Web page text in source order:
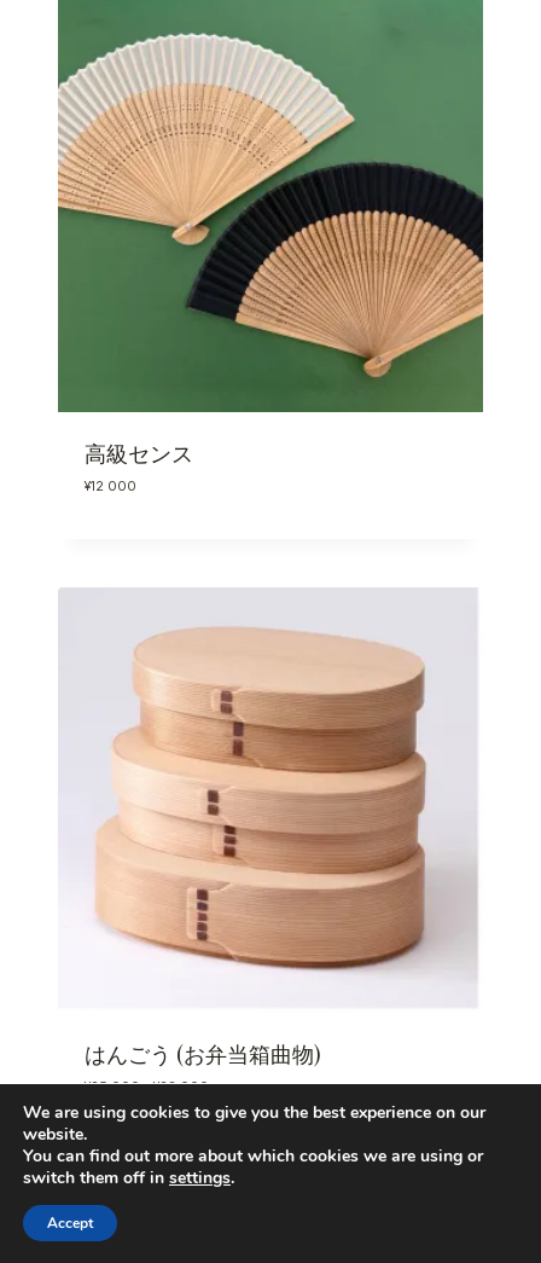
高級センス
¥12 000
はんごう (お弁当箱曲物)
¥25 000 –¥28 000価
帯
:
¥
2
We are using cookies to give you the best experience on our
website.
You can find out more about which cookies we are using or
switch them off in settings.
Accept